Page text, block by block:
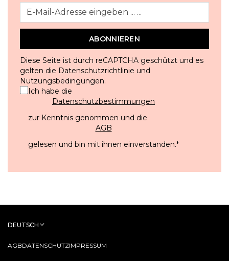
ABONNIEREN
Diese Seite ist durch reCAPTCHA geschützt und es
gelten die Datenschutzrichtlinie und
Nutzungsbedingungen.
Ich habe die
Datenschutzbestimmungen
zur Kenntnis genommen und die
AGB
gelesen und bin mit ihnen einverstanden.*
AGBDATENSCHUTZIMPRESSUM
DEUTSCH